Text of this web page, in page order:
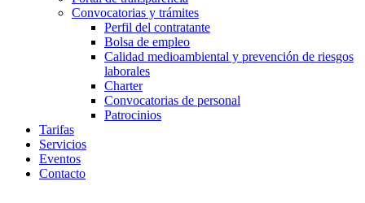
Convocatorias y trámites
Perfil del contratante
Bolsa de empleo
Calidad medioambiental y prevención de riesgos
laborales
Charter
Convocatorias de personal
Patrocinios
Tarifas
Servicios
Eventos
Contacto